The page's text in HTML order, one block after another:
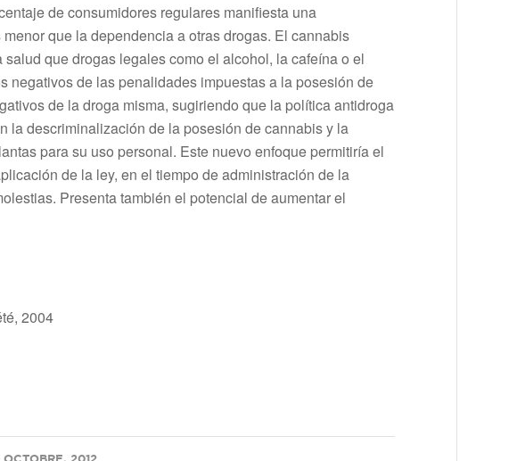
de consumidores regulares manifiesta una
que la dependencia a otras drogas. El cannabis
que drogas legales como el alcohol, la cafeína o el
negativos de las penalidades impuestas a la posesión de
de la droga misma, sugiriendo que la política antidroga
la descriminalización de la posesión de cannabis y la
para su uso personal. Este nuevo enfoque permitiría el
de la ley, en el tiempo de administración de la
Presenta también el potencial de aumentar el
2004
OCTOBRE, 2012